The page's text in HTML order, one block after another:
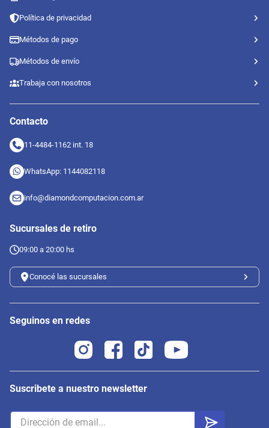
Política de privacidad
Métodos de pago
Métodos de envío
Trabaja con nosotros
Contacto
11-4484-1162 int. 18
WhatsApp: 1144082118
info@diamondcomputacion.com.ar
Sucursales de retiro
09:00 a 20:00 hs
Conocé las sucursales
Seguinos en redes
Suscribete a nuestro newsletter